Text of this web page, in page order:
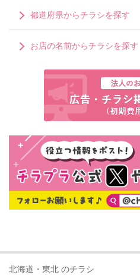
都道府県からチラシを探す
お店の名前からチラシを探す
北海道・東北 のチラシ